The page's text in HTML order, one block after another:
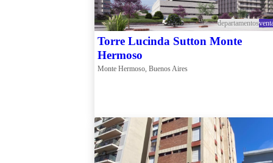
departamentos
Torre Lucinda Sutton Monte
Hermoso
Monte Hermoso, Buenos Aires